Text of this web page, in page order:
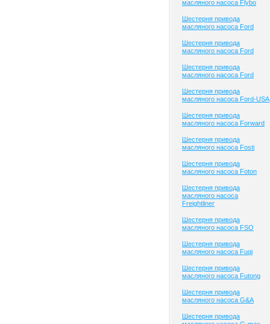
масляного насоса Flybo
Шестерня привода
масляного насоса Ford
Шестерня привода
масляного насоса Ford
Шестерня привода
масляного насоса Ford
Шестерня привода
масляного насоса Ford-USA
Шестерня привода
масляного насоса Forward
Шестерня привода
масляного насоса Fosti
Шестерня привода
масляного насоса Foton
Шестерня привода
масляного насоса
Freightliner
Шестерня привода
масляного насоса FSO
Шестерня привода
масляного насоса Fuqi
Шестерня привода
масляного насоса Futong
Шестерня привода
масляного насоса G&A
Шестерня привода